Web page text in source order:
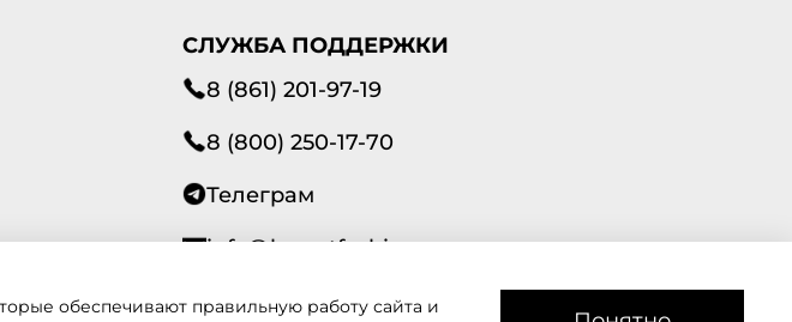
СЛУЖБА ПОДДЕРЖКИ
8 (861) 201-97-19
8 (800) 250-17-70
Телеграм
info@lavantfashion.ru
Всегда рады помочь!
обеспечивают правильную работу сайта и